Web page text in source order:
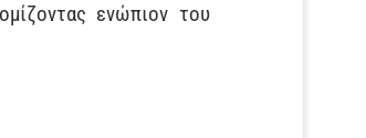
ενώπιον του